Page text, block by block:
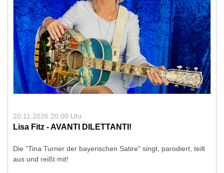
20.11.2026 20.00 Uhr
Lisa Fitz - AVANTI DILETTANTI!
Die "Tina Turner der bayerischen Satire" singt, parodiert, teilt
aus und reißt mit!